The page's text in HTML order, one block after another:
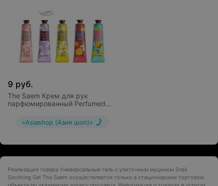
9 руб.
The Saem Крем для рук
парфюмированный Perfumed
«Asiashop (Азия шоп)»
Реализация товара Универсальный гель с улиточным муцином Snail
Soothing Gel The Saem осуществляется только в стационарном торговом